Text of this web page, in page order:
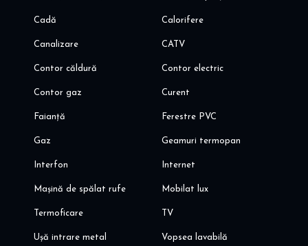
Cadă Calorifere
Canalizare CATV
Contor căldură Contor electric
Contor gaz Curent
Faianță Ferestre PVC
Gaz Geamuri termopan
Interfon Internet
Mașină de spălat rufe Mobilat lux
Termoficare TV
Ușă intrare metal Vopsea lavabilă